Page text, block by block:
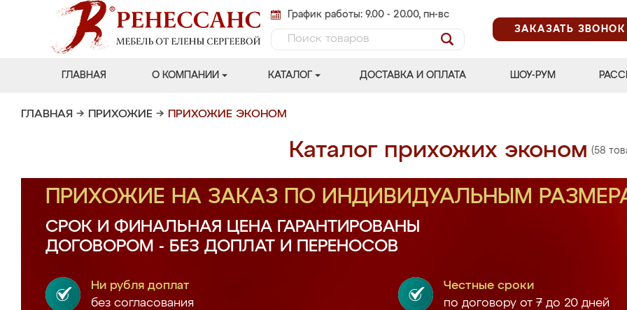
График работы: 9.00 - 20.00, пн-вс
ЗАКАЗАТЬ ЗВОНОК
ГЛАВНАЯ О КОМПАНИИ КАТАЛОГ ДОСТАВКА И ОПЛАТА ШОУ-РУМ
ГЛАВНАЯ → ПРИХОЖИЕ → ПРИХОЖИЕ ЭКОНОМ
Каталог прихожих эконом (58
ПРИХОЖИЕ НА ЗАКАЗ ПО ИНДИВИДУАЛЬНЫМ
СРОК И ФИНАЛЬНАЯ ЦЕНА ГАРАНТИРОВАНЫ
ДОГОВОРОМ - БЕЗ ДОПЛАТ И ПЕРЕНОСОВ
Ни рубля доплат
без согласования
Честные сроки
по договору от 7 до 20 дней